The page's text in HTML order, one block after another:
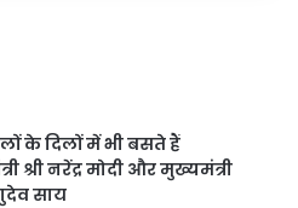
के दिलों में भी बसते हैं
श्री नरेंद्र मोदी और मुख्यमंत्री
साय